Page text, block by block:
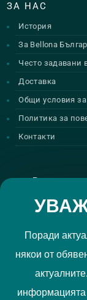
Поради
някои от
ЗА НАС
История
За Bellona
Често задавани
Доставка
Общи условия
Политика за
Контакти
Прочетох и